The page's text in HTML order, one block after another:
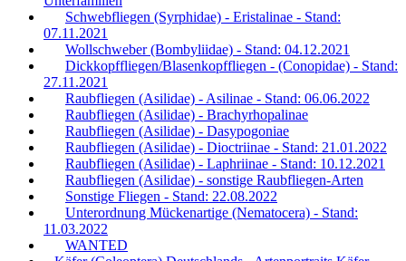
Schwebfliegen (Syrphidae) - Eristalinae - Stand:
07.11.2021
Wollschweber (Bombyliidae) - Stand: 04.12.2021
Dickkopffliegen/Blasenkopffliegen - (Conopidae) - Stand:
27.11.2021
Raubfliegen (Asilidae) - Asilinae - Stand: 06.06.2022
Raubfliegen (Asilidae) - Brachyrhopalinae
Raubfliegen (Asilidae) - Dasypogoniae
Raubfliegen (Asilidae) - Dioctriinae - Stand: 21.01.2022
Raubfliegen (Asilidae) - Laphriinae - Stand: 10.12.2021
Raubfliegen (Asilidae) - sonstige Raubfliegen-Arten
Sonstige Fliegen - Stand: 22.08.2022
Unterordnung Mückenartige (Nematocera) - Stand:
11.03.2022
WANTED